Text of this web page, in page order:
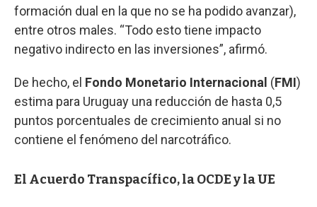
formación dual en la que no se ha podido avanzar),
entre otros males. “Todo esto tiene impacto
negativo indirecto en las inversiones”, afirmó.
De hecho, el Fondo Monetario Internacional (FMI)
estima para Uruguay una reducción de hasta 0,5
puntos porcentuales de crecimiento anual si no
contiene el fenómeno del narcotráfico.
El Acuerdo Transpacífico, la OCDE y la UE